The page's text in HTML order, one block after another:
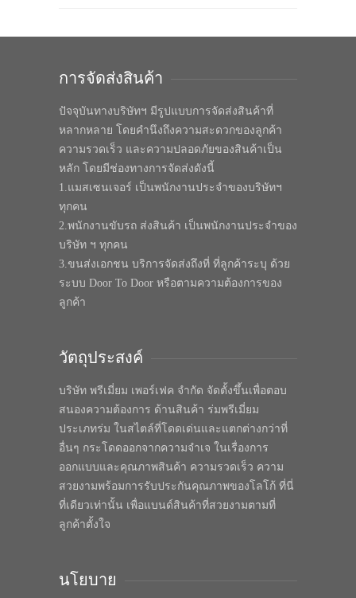
การจัดส่งสินค้า
ปัจจุบันทางบริษัทฯ มีรูปแบบการจัดส่งสินค้าที่
หลากหลาย โดยคำนึงถึงความสะดวกของลูกค้า
ความรวดเร็ว และความปลอดภัยของสินค้าเป็น
หลัก โดยมีช่องทางการจัดส่งดังนี้
1.แมสเซนเจอร์ เป็นพนักงานประจำของบริษัทฯ
ทุกคน
2.พนักงานขับรถ ส่งสินค้า เป็นพนักงานประจำของ
บริษัท ฯ ทุกคน
3.ขนส่งเอกชน บริการจัดส่งถึงที่ ที่ลูกค้าระบุ ด้วย
ระบบ Door To Door หรือตามความต้องการของ
ลูกค้า
วัตถุประสงค์
บริษัท พรีเมี่ยม เพอร์เฟค จำกัด จัดตั้งขึ้นเพื่อตอบ
สนองความต้องการ ด้านสินค้า ร่มพรีเมี่ยม
ประเภทร่ม ในสไตล์ที่โดดเด่นและแตกต่างกว่าที่
อื่นๆ กระโดดออกจากความจำเจ ในเรื่องการ
ออกแบบและคุณภาพสินค้า ความรวดเร็ว ความ
สวยงามพร้อมการรับประกันคุณภาพของโลโก้ ที่นี่
ที่เดียวเท่านั้น เพื่อแบนด์สินค้าที่สวยงามตามที่
ลูกค้าตั้งใจ
นโยบาย